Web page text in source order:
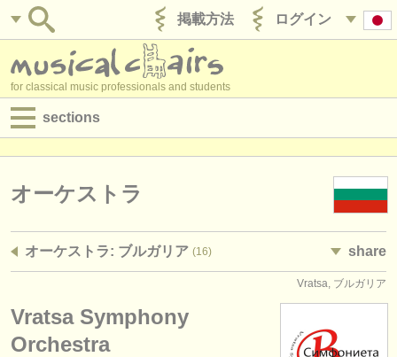
ログイン
掲載方法
for classical music professionals and students
sections
求人情報 (演奏関係の職)
求人情報 (管理者関連の職)
講習会
オーケストラ
オーケストラ: ブルガリア (16) share
Vratsa, ブルガリア
Vratsa Symphony
Orchestra